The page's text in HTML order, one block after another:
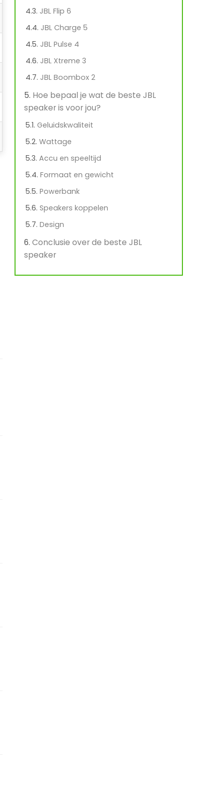
JBL Flip 6
JBL Charge 5
JBL Pulse 4
JBL Xtreme 3
JBL Boombox 2
Hoe bepaal je wat de beste JBL
speaker is voor jou?
Geluidskwaliteit
Wattage
Accu en speeltijd
Formaat en gewicht
Powerbank
Speakers koppelen
Design
Conclusie over de beste JBL
speaker